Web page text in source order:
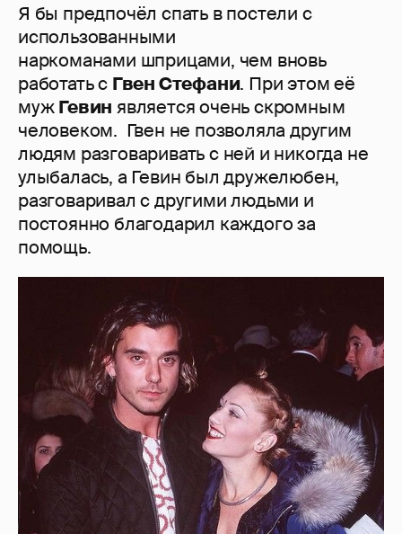
Я бы предпочёл спать в постели с
использованными
наркоманами шприцами, чем вновь
работать с Гвен Стефани. При этом её
мужГевин является очень скромным
человеком. Гвен не позволяла другим
людям разговаривать с ней и никогда не
улыбалась, а Гевин был дружелюбен,
разговаривал с другими людьми и
постоянно благодарил каждого за
помощь.